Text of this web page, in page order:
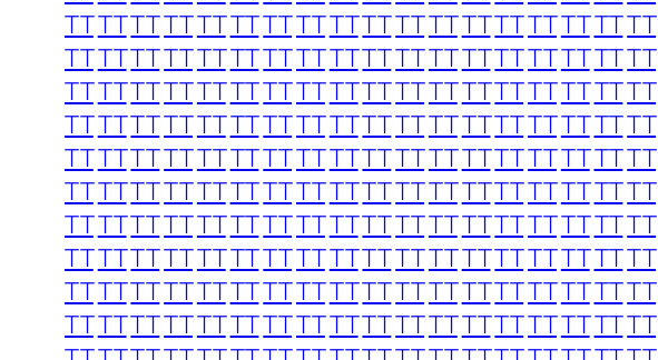
TTTTTTTTTTTTTTTTTTTTTTTTTTTTTTTTTTTT
TTTTTTTTTTTTTTTTTTTTTTTTTTTTTTTTTTTT
TTTTTTTTTTTTTTTTTTTTTTTTTTTTTTTTTTTT
TTTTTTTTTTTTTTTTTTTTTTTTTTTTTTTTTTTT
TTTTTTTTTTTTTTTTTTTTTTTTTTTTTTTTTTTT
TTTTTTTTTTTTTTTTTTTTTTTTTTTTTTTTTTTT
TTTTTTTTTTTTTTTTTTTTTTTTTTTTTTTTTTTT
TTTTTTTTTTTTTTTTTTTTTTTTTTTTTTTTTTTT
TTTTTTTTTTTTTTTTTTTTTTTTTTTTTTTTTTTT
TTTTTTTTTTTTTTTTTTTTTTTTTTTTTTTTTTTT